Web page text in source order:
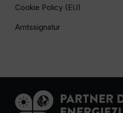
Cookie Policy (EU)
Amtssignatur